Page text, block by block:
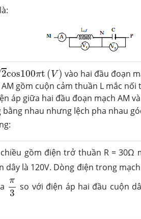
là:
2cos100πt (V)
os 100πt V
vào hai đầu đoạn
gồm cuộn cảm thuần L mắc
áp giữa hai đầu đoạn mạch AM
nhau nhưng lệch pha nhau
gồm điện trở thuần R = 30Ω
dây là 120V. Dòng điện trong
π
3
π3
so với điện áp hai đầu cuộn